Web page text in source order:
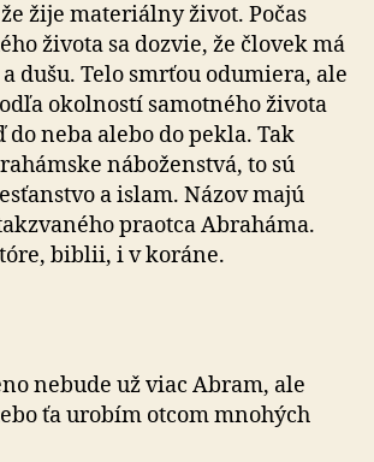
žije materiálny život. Počas
života sa dozvie, že človek má
dušu. Telo smrťou odumiera, ale
okolností samotného života
do neba alebo do pekla. Tak
náboženstvá, to sú
a islam. Názov majú
praotca Abraháma.
biblii, i v koráne.
nebude už viac Abram, ale
ťa urobím otcom mnohých